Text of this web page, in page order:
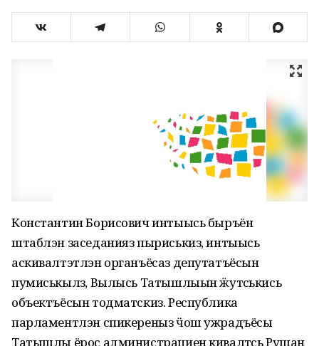
Константин Борисович интыысь быръён
штаблэн заседанияз пыриськиз, интыысь
аскивалтэтлэн органъёсаз депутатъёсын
пумиськылӥз, Вылысь Татышлыын ӝутӥськись
объектъёсын тодматскиз. Республика
парламентлэн спикереныз ӵош ужрадъёсы
Татышлы ёрос администрациен кивалтӥсь Рушан